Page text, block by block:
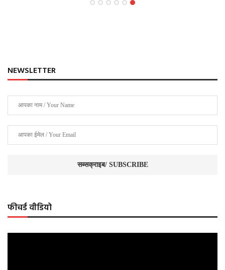
NEWSLETTER
फीचर्ड वीडियो